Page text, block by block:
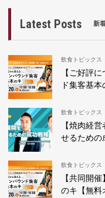
Latest Posts 新
飲食トピックス
【ご好評
ド集客基
飲食トピックス
【焼肉経
せるための
飲食トピックス
【共同開
のキ【無料